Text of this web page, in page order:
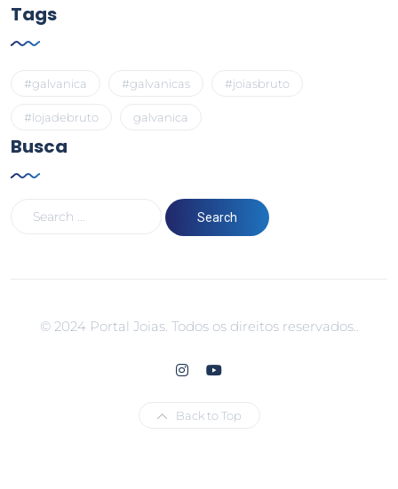
Tags
#galvanica #galvanicas #joiasbruto
#lojadebruto galvanica
Busca
© 2024 Portal Joias. Todos os direitos reservados..
Back to Top